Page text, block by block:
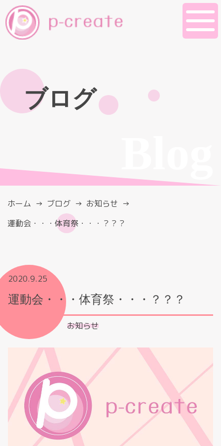
ブログ
ホーム ブログ
お知らせ
運動会・・・体育祭・・・？？？
2020.9.25
運動会・・・体育祭・・・？？？
お知らせ